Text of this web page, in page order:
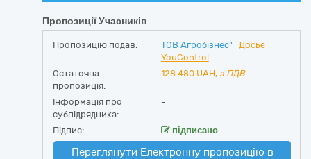
Пропозиції Учасників
Пропозицію подав: ТОВ Агробізнес"
Досьє
YouControl
Остаточна
пропозиція:
128 480 UAH, з ПДВ
Інформація про
субпідрядника:
-
Підпис: підписано
Переглянути Електронну пропозицію в